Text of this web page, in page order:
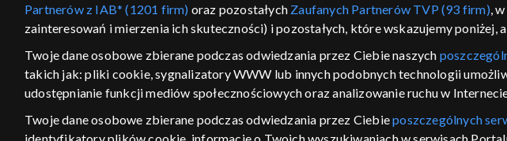
GEOLOKALIZACJA
ŁĄCZYSZ SIĘ SPOZA POLSKI
Kraj, z którego się łączysz, to Stany Zjednoczone ,
w związku z czym część tytułów na platformie TVP
materiały możesz obejrzeć.
Partnerów z IAB* (1201 firm) oraz pozostałych Zaufanych Partnerów TVP (93 firm),
zainteresowań i mierzenia ich skuteczności) i pozostałych, które wskazujemy
Twoje dane osobowe zbierane podczas odwiedzania przez Ciebie naszych
takich jak: pliki cookie, sygnalizatory WWW lub innych podobnych technologii
udostępnianie funkcji mediów społecznościowych oraz analizowanie ruchu w
Twoje dane osobowe zbierane podczas odwiedzania przez Ciebieposzczególnych